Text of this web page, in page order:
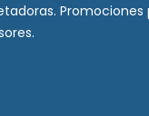
Promociones